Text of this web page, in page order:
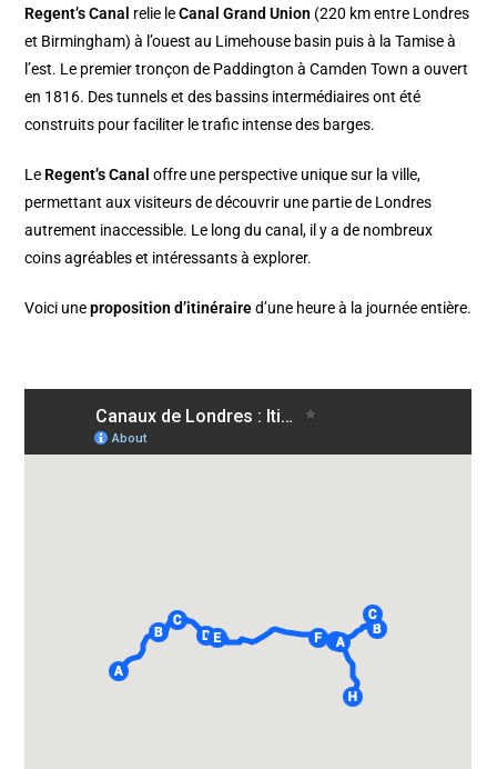
Regent’s Canal relie leCanal Grand Union (220 km entre Londres
et Birmingham) à l’ouest au Limehouse basin puis à la Tamise à
l’est. Le premier tronçon de Paddington à Camden Town a ouvert
en 1816. Des tunnels et des bassins intermédiaires ont été
construits pour faciliter le trafic intense des barges.
Le Regent’s Canaloffre une perspective unique sur la ville,
permettant aux visiteurs de découvrir une partie de Londres
autrement inaccessible. Le long du canal, il y a de nombreux
coins agréables et intéressants à explorer.
Voici uneproposition d’itinéraired’une heure à la journée entière.